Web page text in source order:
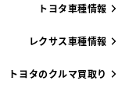
トヨタ車種情報
レクサス車種情報
トヨタのクルマ買取り